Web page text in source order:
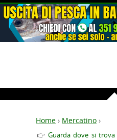
Home › Mercatino ›
👉 Guarda dove si